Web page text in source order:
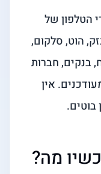
הטלפון של
הוט, סלקום,
בנקים, חברות
אין
בוטים.
מה?